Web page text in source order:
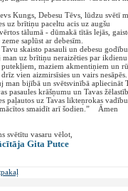
Kungs, Debesu Tēvs, lūdzu svētī
uz brītiņu paceltu acis uz augšu
tālumā - dūmakā tītās lejās,
saplūst ar debesīm.
Tavu skaisto pasauli un debesu
man uz brītiņu neraizēties par
putekļiem, maziem akmentiņiem un
drīz vien aizmirsīsies un vairs nesāpēs.
man bijībā un svētsvinībā apliecināt
pasaules krāšņumu un Tavas
paļautos uz Tavas likteņrokas vadību
smaidīt arī šodien.” Āmen
svētītu vasaru vēlot,
Gita Putce